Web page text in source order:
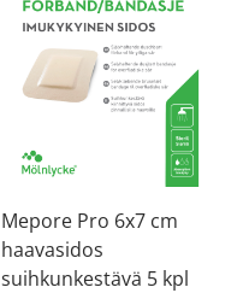
Mepore Pro 6x7 cm
haavasidos
suihkunkestävä 5 kpl